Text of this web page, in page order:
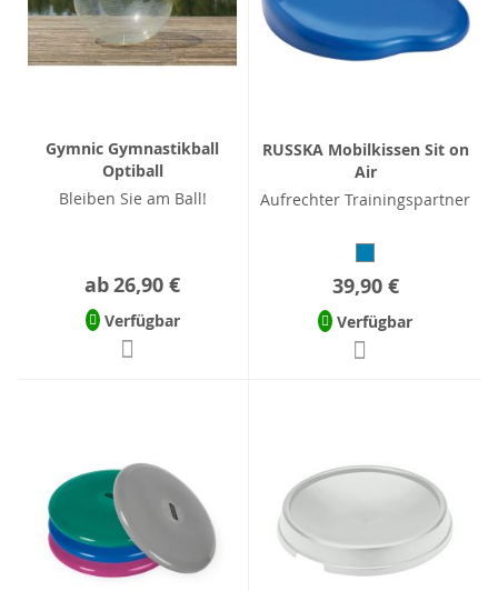
Gymnic Gymnastikball
Optiball
Bleiben Sie am Ball!
ab26,90 €
Verfügbar
RUSSKA Mobilkissen Sit on
Air
Aufrechter Trainingspartner
39,90 €
Verfügbar